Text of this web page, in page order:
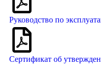
Руководство по
Сертификат об